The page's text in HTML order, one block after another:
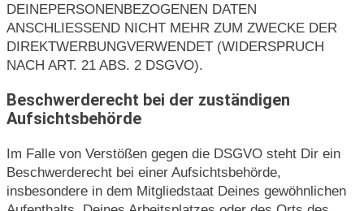
DEINEPERSONENBEZOGENEN DATEN
ANSCHLIESSEND NICHT MEHR ZUM ZWECKE DER
DIREKTWERBUNGVERWENDET (WIDERSPRUCH
NACH ART. 21 ABS. 2 DSGVO).
Beschwerderecht bei der zuständigen
Aufsichtsbehörde
Im Falle von Verstößen gegen die DSGVO steht Dir ein
Beschwerderecht bei einer Aufsichtsbehörde,
insbesondere in dem Mitgliedstaat Deines gewöhnlichen